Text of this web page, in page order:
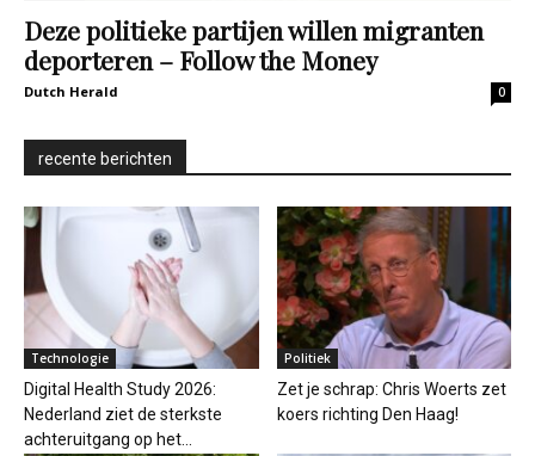
Deze politieke partijen willen migranten
deporteren – Follow the Money
Dutch Herald 0
recente berichten
Technologie
Digital Health Study 2026:
Nederland ziet de sterkste
achteruitgang op het...
Politiek
Zet je schrap: Chris Woerts zet
koers richting Den Haag!